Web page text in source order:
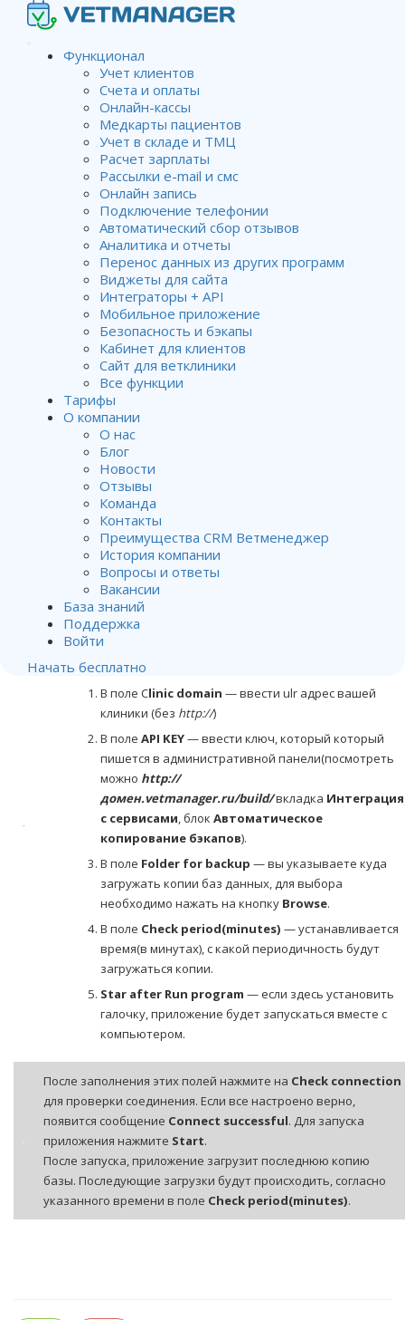
Функционал
Учет клиентов
Счета и оплаты
Онлайн-кассы
Медкарты пациентов
Учет в складе и ТМЦ
Расчет зарплаты
Рассылки e-mail и смс
Онлайн запись
Подключение телефонии
Автоматический сбор отзывов
Аналитика и отчеты
Перенос данных из других программ
Виджеты для сайта
Интеграторы + API
Мобильное приложение
Безопасность и бэкапы
Кабинет для клиентов
Сайт для ветклиники
Все функции
Тарифы
О компании
О нас
Блог
Новости
Отзывы
Команда
Контакты
Преимущества CRM Ветменеджер
История компании
Вопросы и ответы
Вакансии
База знаний
Поддержка
Войти
Начать бесплатно
Приложения для загрузки
базы данных
Обслуживание локальных версий клиники
Основные действия для локальных клиник
Приложения для загрузки базы данных
С помощьюVetmanager backup downloader
автоматически загружать на свой компьютер самые
последние копии вашей базы данных, которые создаются на
вкладке
Резервное копирование
панели.Важно!Приложение
downloader
который имеет доступ к программе.
Загрузить приложение
можно в административной панели, которая находится по
адресуhttp://ваш_домен.vetmanager.ru/build
Перейдите на вкладку
Автоматическое копирование бэкаповнажмите на
кнопкуСкачать клиент .exe
После скачивания, распакуйте содержимое архива в
удобное вам место и запустите
VetmanagerBackupDownloader.exe
настроить приложение:
В поле Clinic domain — ввести ulr адрес вашей
клиники (без http://)
В поле API KEY— ввести ключ, который который
пишется в административной панели(посмотреть
можно http://
домен.vetmanager.ru/build/вкладка Интеграция
с сервисами, блок Автоматическое
копирование бэкапов).
В поле Folder for backup — вы указываете куда
загружать копии баз данных, для выбора
необходимо нажать на кнопку Browse.
В поле Check period(minutes) — устанавливается
время(в минутах), с какой периодичность будут
загружаться копии.
Star after Run program — если здесь установить
галочку, приложение будет запускаться вместе с
компьютером.
После заполнения этих полей нажмите на Check connection
для проверки соединения. Если все настроено верно,
появится сообщение Connect successful. Для запуска
приложения нажмите Start.
После запуска, приложение загрузит последнюю копию
базы. Последующие загрузки будут происходить, согласно
указанного времени в поле Check period(minutes).